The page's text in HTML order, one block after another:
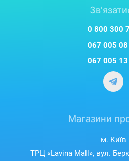
0 800 300
067 005
067 005
Магазини
м. Київ
ТРЦ «Lavina Mall», вул.